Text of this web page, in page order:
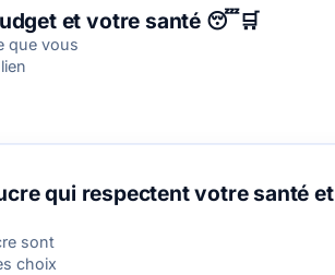
et votre santé 😴🛒
que vous
qui respectent votre santé et
sont
choix